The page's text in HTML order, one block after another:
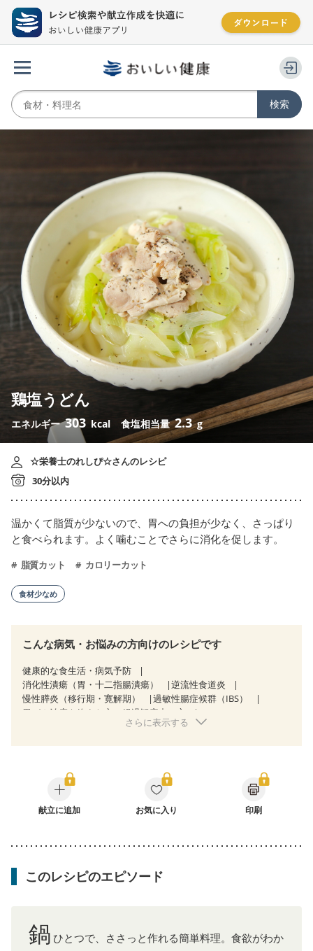
鶏塩うどん
エネルギー303 kcal 食塩相当量2.3 g
☆栄養士のれしぴ☆さんのレシピ
30分以内
温かくて脂質が少ないので、胃への負担が少なく、さっぱり
と食べられます。よく噛むことでさらに消化を促します。
脂質カット カロリーカット
食材少なめ
こんな病気・お悩みの方向けのレシピです
健康的な食生活・病気予防
消化性潰瘍（胃・十二指腸潰瘍）
逆流性食道炎
慢性膵炎（移行期・寛解期）
過敏性腸症候群（IBS）
胃がん治療を終えた方・経過観察中の方
大腸がん治療を終えた方・経過観察中の方
さらに表示する
献立に追加 お気に入り 印刷
このレシピのエピソード
鍋 ひとつで、ささっと作れる簡単料理。食欲がわか